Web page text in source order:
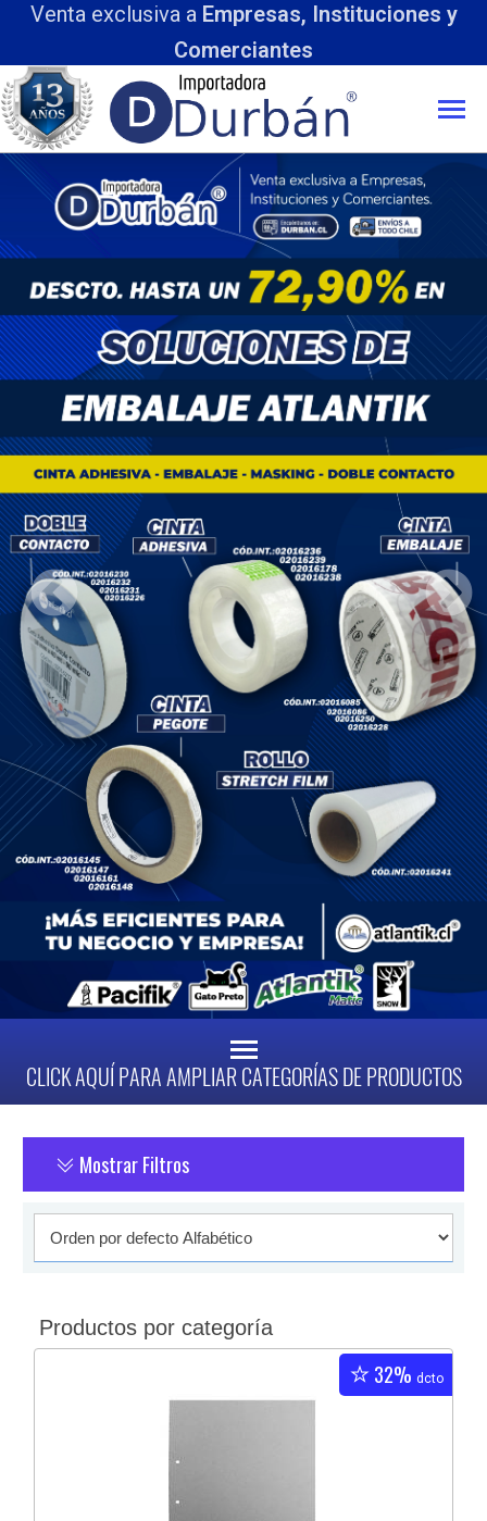
Venta exclusiva a Empresas, Instituciones y
Comerciantes
CLICK AQUÍ PARA AMPLIAR CATEGORÍAS DE PRODUCTOS
Mostrar Filtros
Productos por categoría
32% dcto